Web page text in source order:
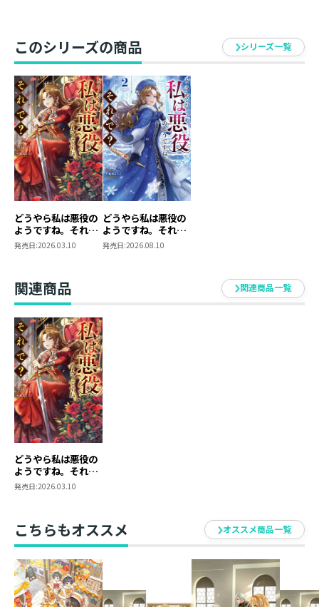
か？ 上等だ、と友人の王女ヴィヴィエンヌの手引き
で、王宮の調査に潜り込むことに。様々な脅迫や下手人
のでっち上げにも屈せず、金の力で貴族や使用人たちを
買収し着実に網を広げていく。手段を選ばず迫った先に
辿り着いたのは、貴き血を取り巻く黒い闇。そればかり
か、己の悲願たる玉座に関わる思わぬ名前を発見し――？
氷の伏魔殿を生き延びろ。母のために国を簒奪する痛快
大逆転ファンタジー第二弾！
重田いの
おかげさまで2巻です！ 今回も武器は金の令嬢アレク
シアが隣国で敵を追い詰めます。お楽しみください～。
祀花よう子
2巻でも引き続きイラストを担当させていただきまし
た。
隣国でも凛々しく活躍するアレクシアを、ぜひお楽しみ
ください！
このシリーズの商品 シリーズ一覧
どうやら私は悪役の
ようですね。それ
で？
発売日:2026.03.10
どうやら私は悪役の
ようですね。それ
で？２
発売日:2026.08.10
関連商品 関連商品一覧
どうやら私は悪役の
ようですね。それ
で？
発売日:2026.03.10
こちらもオススメ オススメ商品一覧